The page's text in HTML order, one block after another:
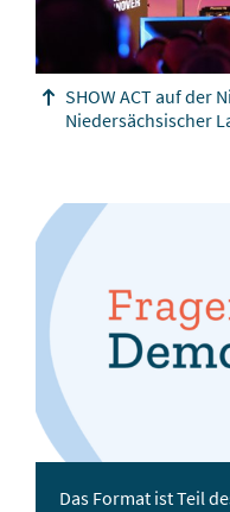
SHOW ACT auf der
Niedersächsischer
Das Format ist Teil